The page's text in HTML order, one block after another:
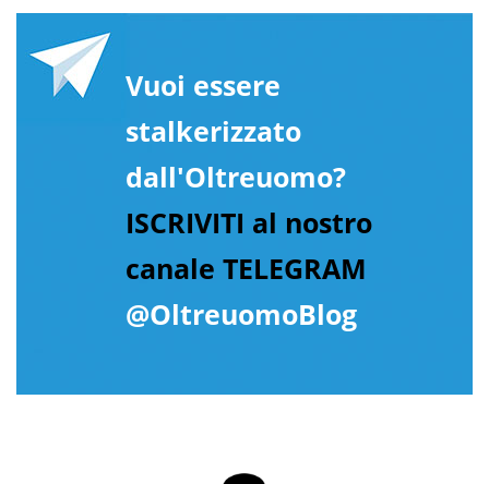
Vuoi essere
stalkerizzato
dall'Oltreuomo?
ISCRIVITI al nostro
canale TELEGRAM
@OltreuomoBlog